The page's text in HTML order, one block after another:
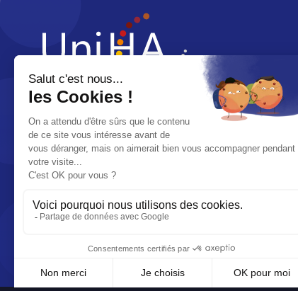
LinkedIn X
83 boulevard Marius Vivier Merle